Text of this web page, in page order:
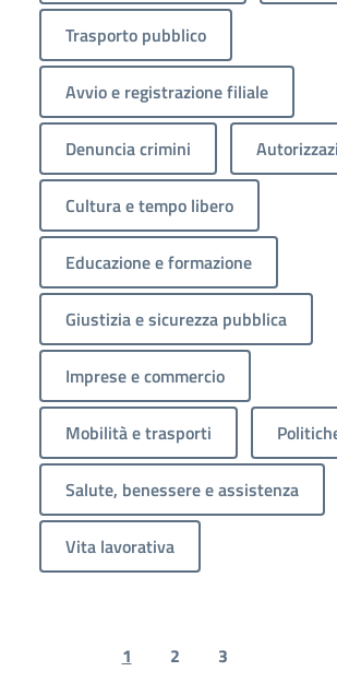
Trasporto pubblico
Avvio e registrazione filiale
Denuncia crimini
Cultura e tempo libero
Educazione e formazione
Giustizia e sicurezza pubblica
Imprese e commercio
Mobilità e trasporti
Salute, benessere e assistenza
Vita lavorativa
Previous page
1 2 3